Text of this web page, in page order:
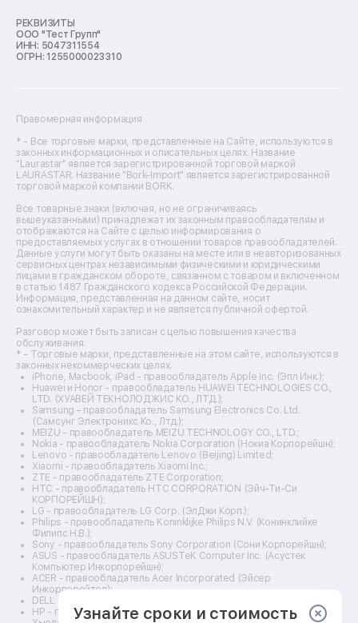
Ремонт морозильных камер
Ремонт отпаривателей
Ремонт плоттеров
Ремонт фенов
Ремонт цифровых биноклей
Ремонт тепловизоров
Ремонт массажных кресел
Ремонт водонагревателей
Ремонт вытяжек
Ремонт источников бесперебойного питания
Ремонт пароварок
Ремонт микшерных пультов
Ремонт dj-пультов
Ремонт кухонных плит
Ремонт стедикамов
Ремонт оптических прицелов
Ремонт электровелосипедов
Ремонт видеокамер
Ремонт эхолотов
Ремонт 3d-принтеров
Ремонт прицелов ночного видения
Ремонт винных шкафов
Ремонт выпрямителей
Ремонт сушилок для рук
Ремонт дальномеров
Ремонт снегоуборщиков
РЕКВИЗИТЫ
ООО "Тест Групп"
ИНН: 5047311554
ОГРН: 1255000023310
Правомерная информация
* - Все торговые марки, представленные на Сайте, используются в
законных информационных и описательных целях. Название
"Laurastar" является зарегистрированной торговой маркой
LAURASTAR. Название "Bork-Import" является зарегистрированной
торговой маркой компании BORK.
Все товарные знаки (включая, но не ограничиваясь
вышеуказанными) принадлежат их законным правообладателям и
отображаются на Сайте с целью информирования о
предоставляемых услугах в отношении товаров правообладателей.
Данные услуги могут быть оказаны на месте или в неавторизованных
сервисных центрах независимыми физическими и юридическими
лицами в гражданском обороте, связанном с товаром и включенном
в статью 1487 Гражданского кодекса Российской Федерации.
Информация, представленная на данном сайте, носит
ознакомительный характер и не является публичной офертой.
Разговор может быть записан с целью повышения качества
обслуживания.
* - Торговые марки, представленные на этом сайте, используются в
законных некоммерческих целях.
iPhone, Macbook, iPad - правообладатель Apple Inc. (Эпл Инк.);
Huawei и Honor - правообладатель HUAWEI TECHNOLOGIES CO.,
LTD. (ХУАВЕЙ ТЕКНОЛОДЖИС КО., ЛТД.);
Samsung – правообладатель Samsung Electronics Co. Ltd.
(Самсунг Электроникс Ко., Лтд.);
MEIZU - правообладатель MEIZU TECHNOLOGY CO., LTD.;
Nokia - правообладатель Nokia Corporation (Нокиа Корпорейшн);
Lenovo - правообладатель Lenovo (Beijing) Limited;
Xiaomi - правообладатель Xiaomi Inc.;
ZTE - правообладатель ZTE Corporation;
HTC - правообладатель HTC CORPORATION (Эйч-Ти-Си
КОРПОРЕЙШН);
LG - правообладатель LG Corp. (ЭлДжи Корп.);
Philips - правообладатель Koninklijke Philips N.V. (Конинклийке
Филипс Н.В.);
Sony - правообладатель Sony Corporation (Сони Корпорейшн);
ASUS - правообладатель ASUSTeK Computer Inc. (Асустек
Компьютер Инкорпорейшн);
ACER - правообладатель Acer Incorporated (Эйсер
Инкорпорейтед);
DELL - правообладатель Dell Inc.(Делл Инк.);
HP - правообладатель HP Hewlett-Packard Group LLC (ЭйчПи
Узнайте сроки и стоимость